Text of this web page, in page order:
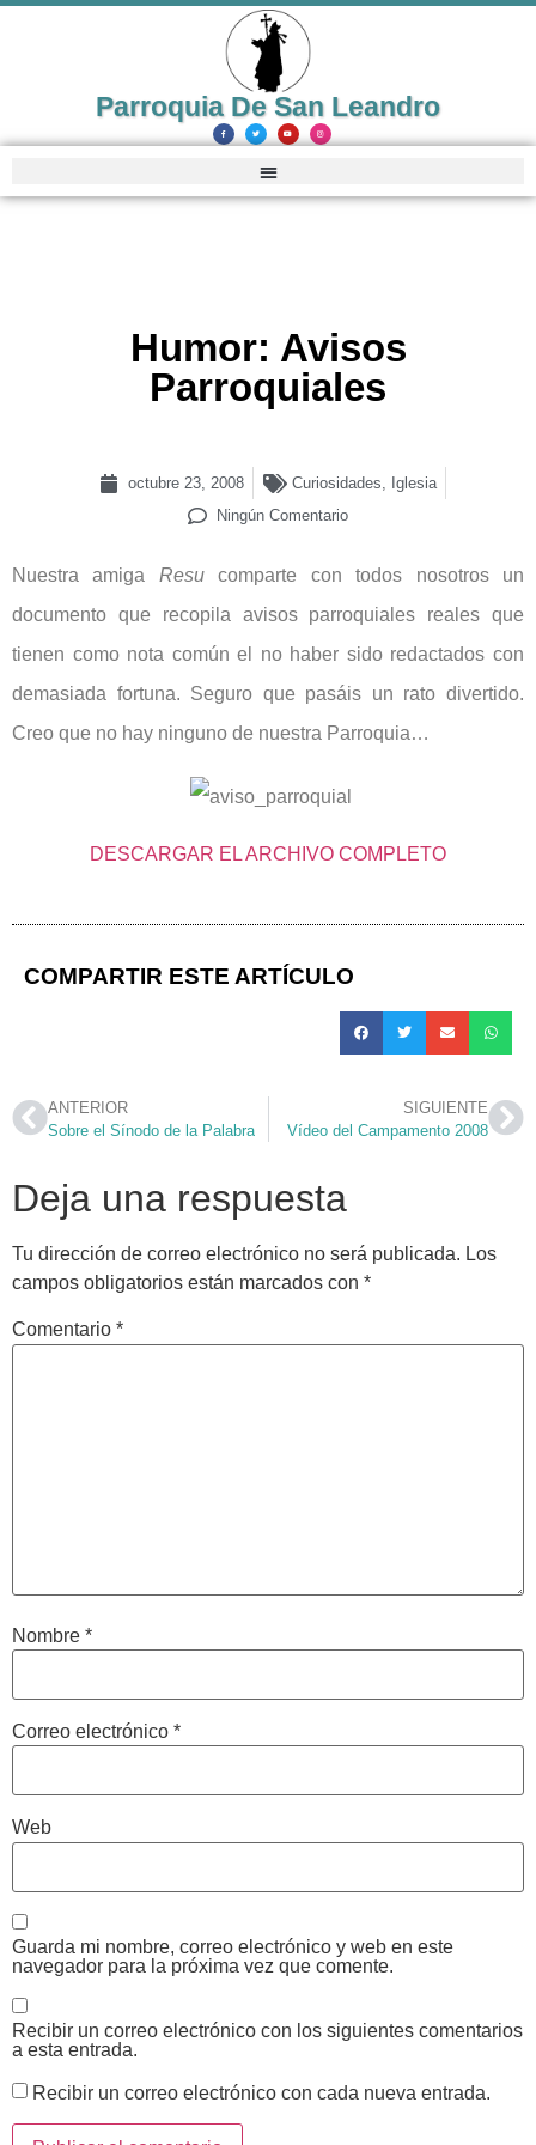
Parroquia De San Leandro
Humor: Avisos
Parroquiales
octubre 23, 2008 Curiosidades, Iglesia
Ningún Comentario
Nuestra amiga Resucomparte con todos nosotros un
documento que recopila avisos parroquiales reales que
tienen como nota común el no haber sido redactados con
demasiada fortuna. Seguro que pasáis un rato divertido.
Creo que no hay ninguno de nuestra Parroquia…
DESCARGAR EL ARCHIVO COMPLETO
COMPARTIR ESTE ARTÍCULO
ANTERIOR
Sobre el Sínodo de la Palabra
SIGUIENTE
Vídeo del Campamento 2008
Deja una respuesta
Tu dirección de correo electrónico no será publicada. Los
campos obligatorios están marcados con *
Comentario *
Nombre *
Correo electrónico *
Web
Guarda mi nombre, correo electrónico y web en este
navegador para la próxima vez que comente.
Recibir un correo electrónico con los siguientes comentarios
a esta entrada.
Recibir un correo electrónico con cada nueva entrada.